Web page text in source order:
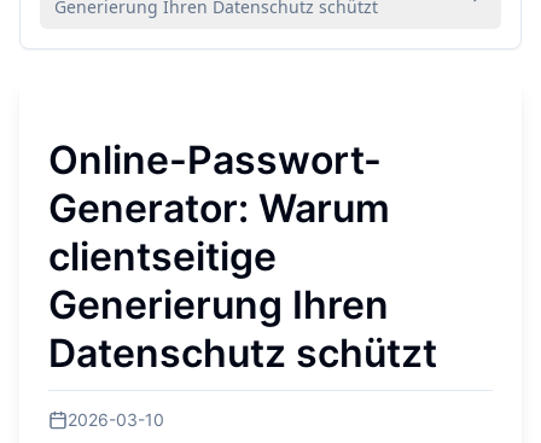
Generierung Ihren Datenschutz schützt
Online-Passwort-
Generator: Warum
clientseitige
Generierung Ihren
Datenschutz schützt
2026-03-10